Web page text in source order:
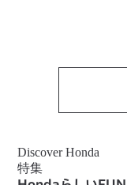
Discover Honda
特集